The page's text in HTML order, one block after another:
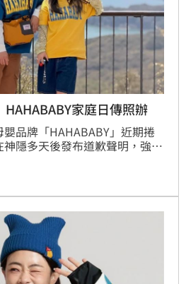
家庭日傳照辦
品牌「HAHABABY」近期捲
隱多天後發布道歉聲明，強調
園辦家庭日，門票開賣便銷售